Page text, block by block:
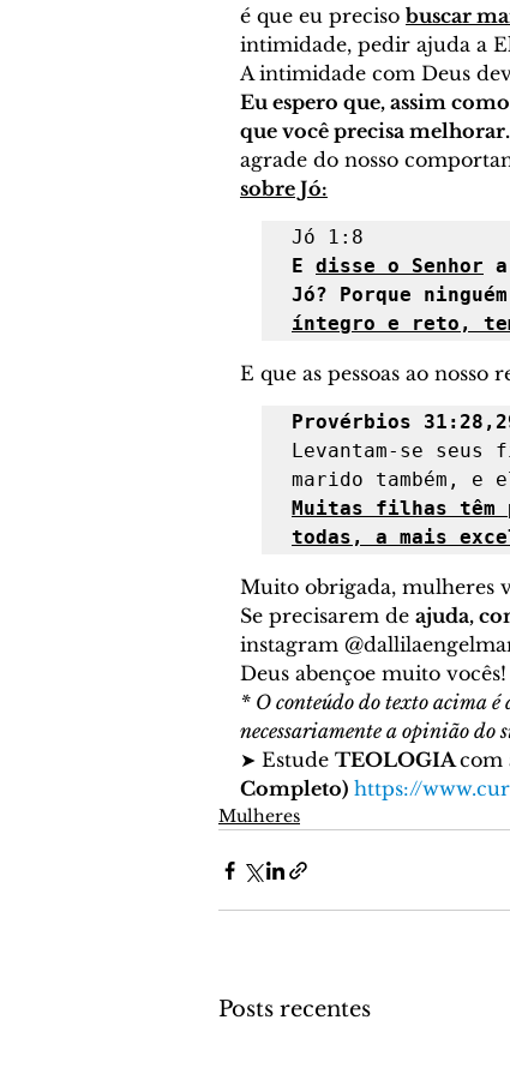
é que eu preciso buscar
intimidade, pedir ajuda a
A intimidade com Deus
Eu espero que, assim
que você precisa melhorar.
agrade do nosso
sobre Jó:
E disse o Senhor
íntegro e reto,
E que as pessoas ao
Provérbios
Levantam-se seus
Muitas filhas têm
todas, a mais
Muito obrigada, mulheres
Se precisarem de ajuda,
instagram
Deus abençoe muito vocês!
* O conteúdo do texto acima
necessariamente a opinião do
➤ Estude TEOLOGIA com
Completo) https://
Mulheres
Posts recentes